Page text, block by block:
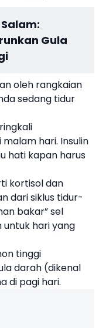
Gula
oleh rangkaian
sedang tidur
hari. Insulin
hati kapan harus
kortisol dan
dari siklus tidur-
bakar” sel
untuk hari yang
tinggi
darah (dikenal
di pagi hari.